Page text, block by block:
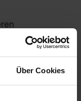
Über Cookies
mit der